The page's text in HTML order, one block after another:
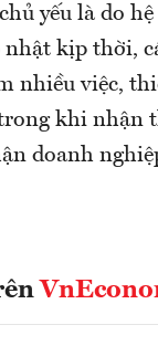
yếu là do
nhật kịp thời,
nhiều việc,
khi nhận
doanh